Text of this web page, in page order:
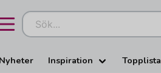
Sök...
Inspiration Topplista